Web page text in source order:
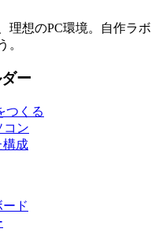
理想のPC環境。 自作ラボ
。
ー
つくる
コン
構成
ド